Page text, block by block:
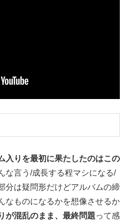
入りを最初に果たしたのはこの
な言う/成長する程マシになる/
分は疑問形だけどアルバムの締
なものになるかを想像させるか
が混乱のまま、最終問題って感